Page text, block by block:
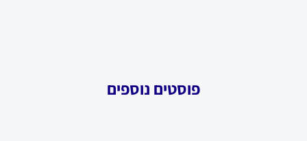
פוסטים נוספים